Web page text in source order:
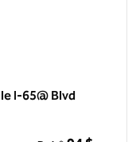
I-65@ Blvd